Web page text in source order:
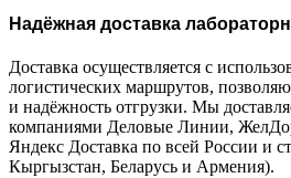
Надёжная доставка
Доставка осуществляется с
логистических маршрутов,
и надёжность отгрузки. Мы
компаниями Деловые Линии,
Яндекс Доставка по всей России и
Кыргызстан, Беларусь и Армения).